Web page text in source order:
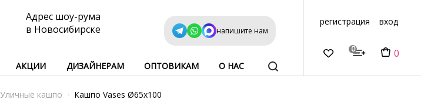
Адрес шоу-рума
в Новосибирске
напишите нам
АКЦИИ ДИЗАЙНЕРАМ ОПТОВИКАМ О НАС
регистрация вход
0 0
Уличные кашпо Кашпо Vases Ø65x100